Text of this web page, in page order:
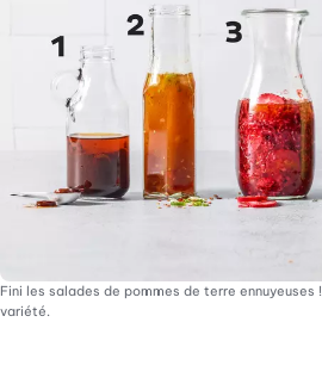
Fini les salades de pommes de terre
variété.